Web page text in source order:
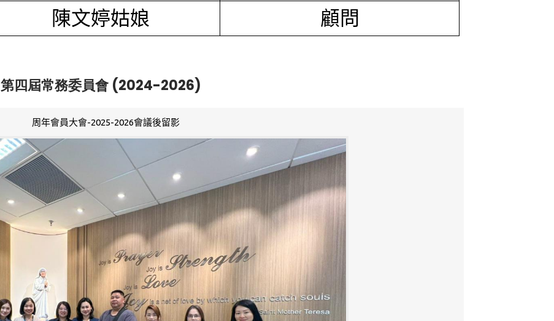
陳文婷姑娘 顧問
第四屆常務委員會 (2024-2026)
周年會員大會-2025-2026會議後留影